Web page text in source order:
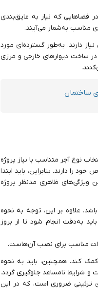
در فضاهایی که نیاز به عایق‌بندی
مناسب به‌شمار می‌آیند.
دارند، به‌طور گسترده‌ای مورد
در ساخت دیوارهای خارجی و مرزی
ساختمان
نوع آجر متناسب با نیاز پروژه
را دارند. بنابراین، باید ابتدا
ویژگی‌های ظاهری مدنظر پروژه
علاوه بر این، توجه به نحوه
به‌دقت انجام شود تا از بروز
ملات مناسب برای نصب آن‌هاست.
کمک کند. همچنین، باید به نحوه
و شرایط نامساعد جلوگیری گردد.
تزئینی ضروری است، که در این